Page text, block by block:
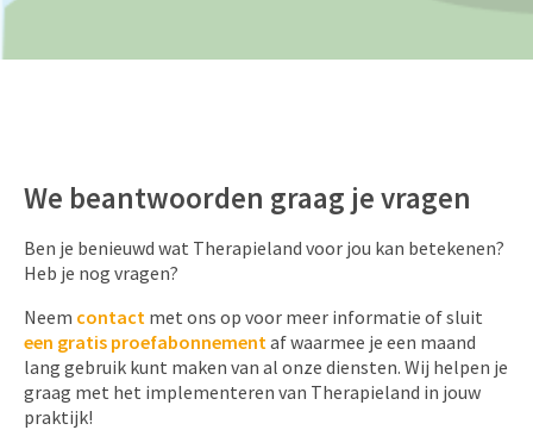
We beantwoorden graag je vragen
Ben je benieuwd wat Therapieland voor jou kan betekenen?
Heb je nog vragen?
Neem contact met ons op voor meer informatie of sluit
een gratis proefabonnementaf waarmee je een maand
lang gebruik kunt maken van al onze diensten. Wij helpen je
graag met het implementeren van Therapieland in jouw
praktijk!